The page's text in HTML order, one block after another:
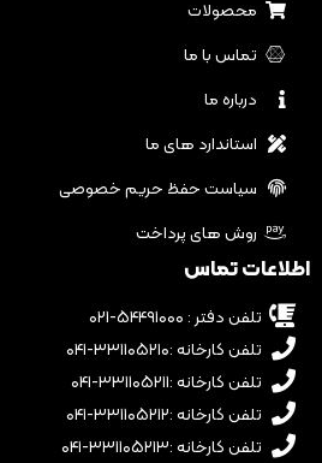
محصولات
تماس با ما
درباره ما
استاندارد های ما
سیاست حفظ حریم خصوصی
روش های پرداخت
اطلاعات تماس
تلفن دفتر : ۵۴۴۹۱۰۰۰-۰۲۱
تلفن کارخانه :۳۳۱۱۰۵۲۱۰-۰۴۱
تلفن کارخانه :۳۳۱۱۰۵۲۱۱-۰۴۱
تلفن کارخانه :۳۳۱۱۰۵۲۱۲-۰۴۱
تلفن کارخانه :۳۳۱۱۰۵۲۱۳-۰۴۱